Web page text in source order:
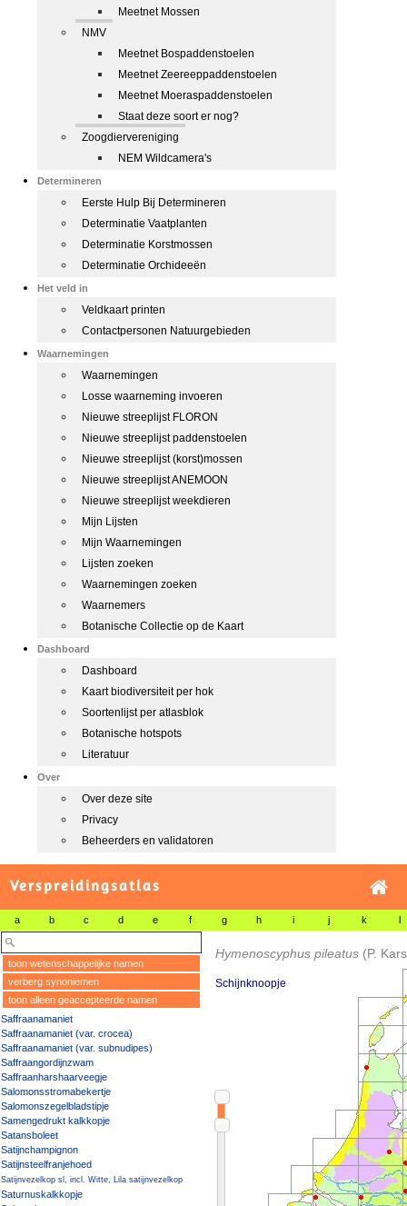
Meetnet Mossen
NMV
Meetnet Bospaddenstoelen
Meetnet Zeereeppaddenstoelen
Meetnet Moeraspaddenstoelen
Staat deze soort er nog?
Zoogdiervereniging
NEM Wildcamera's
Determineren
Eerste Hulp Bij Determineren
Determinatie Vaatplanten
Determinatie Korstmossen
Determinatie Orchideeën
Het veld in
Veldkaart printen
Contactpersonen Natuurgebieden
Waarnemingen
Waarnemingen
Losse waarneming invoeren
Nieuwe streeplijst FLORON
Nieuwe streeplijst paddenstoelen
Nieuwe streeplijst (korst)mossen
Nieuwe streeplijst ANEMOON
Nieuwe streeplijst weekdieren
Mijn Lijsten
Mijn Waarnemingen
Lijsten zoeken
Waarnemingen zoeken
Waarnemers
Botanische Collectie op de Kaart
Dashboard
Dashboard
Kaart biodiversiteit per hok
Soortenlijst per atlasblok
Botanische hotspots
Literatuur
Over
Over deze site
Privacy
Beheerders en validatoren
Verspreidingsatlas
a b c d e f g h i j k l
toon wetenschappelijke namen
verberg synoniemen
toon alleen geaccepteerde namen
Saffraanamaniet
Saffraanamaniet (var. crocea)
Saffraanamaniet (var. subnudipes)
Saffraangordijnzwam
Saffraanharshaarveegje
Salomonsstromabekertje
Salomonszegelbladstipje
Samengedrukt kalkkopje
Satansboleet
Satijnchampignon
Satijnsteelfranjehoed
Satijnvezelkop sl, incl. Witte, Lila satijnvezelkop
Saturnuskalkkopje
Hymenoscyphus pileatus (P.
Schijnknoopje